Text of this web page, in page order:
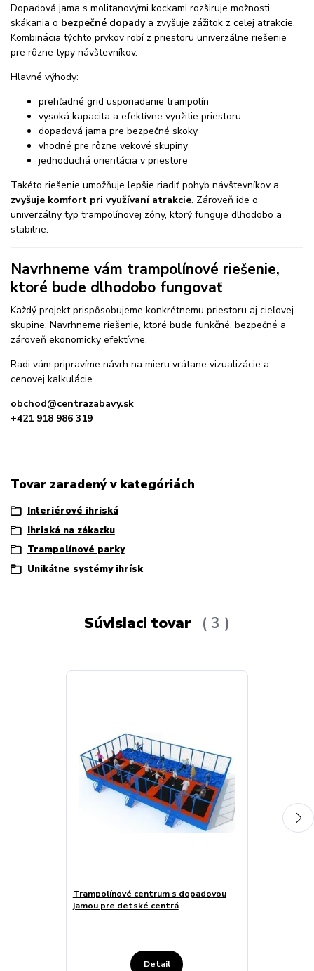
Dopadová jama s molitanovými kockami rozširuje možnosti
skákania o bezpečné dopady a zvyšuje zážitok z celej atrakcie.
Kombinácia týchto prvkov robí z priestoru univerzálne riešenie
pre rôzne typy návštevníkov.
Hlavné výhody:
prehľadné grid usporiadanie trampolín
vysoká kapacita a efektívne využitie priestoru
dopadová jama pre bezpečné skoky
vhodné pre rôzne vekové skupiny
jednoduchá orientácia v priestore
Takéto riešenie umožňuje lepšie riadiť pohyb návštevníkov a
zvyšuje komfort pri využívaní atrakcie. Zároveň ide o
univerzálny typ trampolínovej zóny, ktorý funguje dlhodobo a
stabilne.
Navrhneme vám trampolínové riešenie,
ktoré bude dlhodobo fungovať
Každý projekt prispôsobujeme konkrétnemu priestoru aj cieľovej
skupine. Navrhneme riešenie, ktoré bude funkčné, bezpečné a
zároveň ekonomicky efektívne.
Radi vám pripravíme návrh na mieru vrátane vizualizácie a
cenovej kalkulácie.
obchod@centrazabavy.sk
+421 918 986 319
Tovar zaradený v kategóriách
Interiérové ihriská
Ihriská na zákazku
Trampolínové parky
Unikátne systémy ihrísk
Súvisiaci tovar 3
Trampolínové centrum s dopadovou
jamou pre detské centrá
Detail